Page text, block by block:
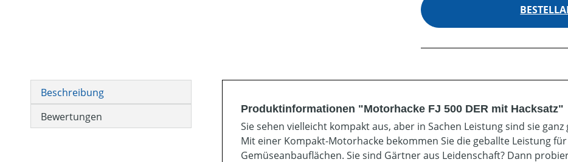
Beschreibung
Bewertungen
Produktinformationen "Motorhacke FJ 500 DER mit Hacksatz"
Sie sehen vielleicht kompakt aus, aber in Sachen Leistung sind sie ganz
Mit einer Kompakt-Motorhacke bekommen Sie die geballte Leistung
Gemüseanbauflächen. Sie sind Gärtner aus Leidenschaft? Dann